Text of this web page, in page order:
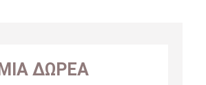
ΔΩΡΕΑ